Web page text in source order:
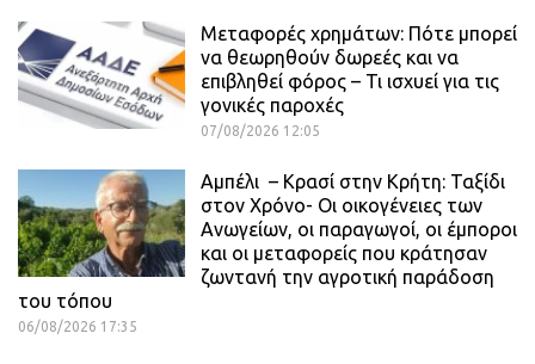
Μεταφορές χρημάτων: Πότε μπορεί
να θεωρηθούν δωρεές και να
επιβληθεί φόρος – Τι ισχυεί για τις
γονικές παροχές
07/08/2026 12:05
Αμπέλι – Κρασί στην Κρήτη: Ταξίδι
στον Χρόνο- Οι οικογένειες των
Ανωγείων, οι παραγωγοί, οι έμποροι
και οι μεταφορείς που κράτησαν
ζωντανή την αγροτική παράδοση
του τόπου
06/08/2026 17:35